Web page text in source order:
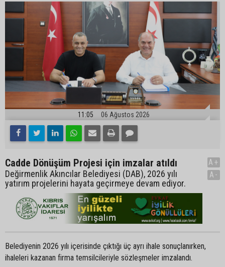
11:05 06 Ağustos 2026
Cadde Dönüşüm Projesi için imzalar atıldı
Değirmenlik Akıncılar Belediyesi (DAB), 2026 yılı
yatırım projelerini hayata geçirmeye devam ediyor.
A+
A-
Belediyenin 2026 yılı içerisinde çıktığı üç ayrı ihale sonuçlanırken,
ihaleleri kazanan firma temsilcileriyle sözleşmeler imzalandı.